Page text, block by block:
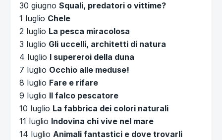
30 giugno Squali, predatori o vittime?
1 luglio Chele
2 luglio La pesca miracolosa
3 luglio Gli uccelli, architetti di natura
4 luglio I supereroi della duna
7 luglio Occhio alle meduse!
8 luglio Fare e rifare
9 luglio Il falco pescatore
10 luglio La fabbrica dei colori naturali
11 luglio Indovina chi vive nel mare
14 luglio Animali fantastici e dove trovarli